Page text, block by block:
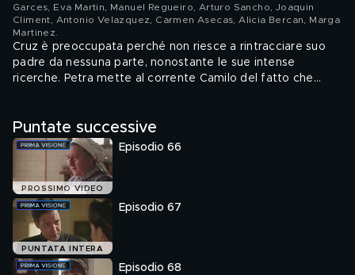
Garces, Eva Martin, Manuel Regueiro, Arturo Sancho, Joaquin
Climent, Antonio Velazquez, Carmen Asecas, Alicia Bercan, Marga
Martinez
Cruz è preoccupata perché non riesce a rintracciare suo
padre da nessuna parte, nonostante le sue intense
ricerche. Petra mette al corrente Camilo del fatto che
Pia. Jana prepara la stanza per il ritorno di Manuel a la
Promessa.
Puntate successive
PROSSIMO VIDEO
Episodio 66
PUNTATA INTERA
Episodio 67
Episodio 68